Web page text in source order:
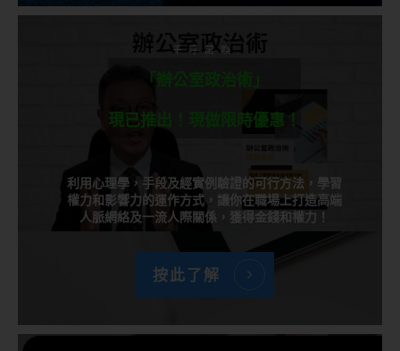
千呼萬喚
「辦公室政治術」
現已推出！現做限時優惠！
利用心理學，手段及經實例驗證的可行方法，學習
權力和影響力的運作方式，讓你在職場上打造高端
人脈網絡及一流人際關係，獲得金錢和權力！
按此了解